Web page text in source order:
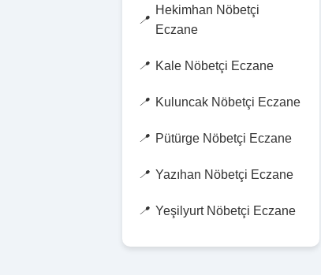
Hekimhan Nöbetçi
Eczane
Kale Nöbetçi Eczane
Kuluncak Nöbetçi Eczane
Pütürge Nöbetçi Eczane
Yazıhan Nöbetçi Eczane
Yeşilyurt Nöbetçi Eczane